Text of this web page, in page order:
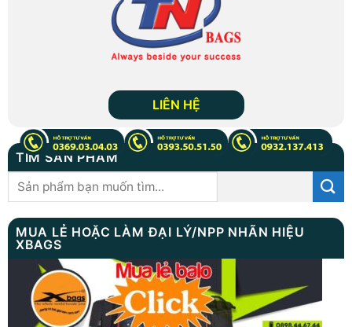
LIÊN HỆ
TÌM SẢN PHẨM
Tìm
MUA LẺ HOẶC LÀM ĐẠI LÝ/NPP NHÃN HIỆU
XBAGS